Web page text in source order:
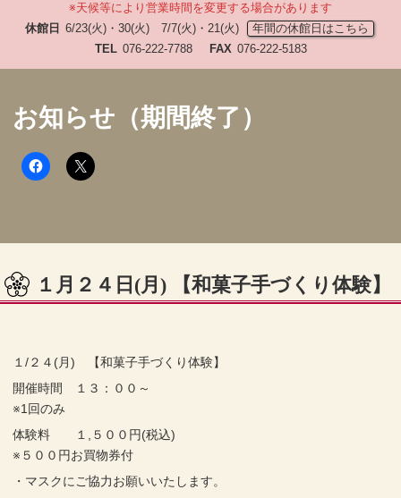
※天候等により営業時間を変更する場合があります
休館日 6/23(火)・30(火) 7/7(火)・21(火)
年間の休館日はこちら
TEL 076-222-7788 FAX 076-222-5183
お知らせ（期間終了）
１月２４日(月) 【和菓子手づくり体験】
１/２４(月) 【和菓子手づくり体験】
開催時間 １３：００～
※1回のみ
体験料 １,５００円(税込)
※５００円お買物券付
・マスクにご協力お願いいたします。